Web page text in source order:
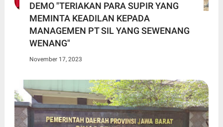
DEMO "TERIAKAN PARA SUPIR YANG
MEMINTA KEADILAN KEPADA
MANAGEMEN PT SIL YANG SEWENANG
WENANG"
November 17, 2023